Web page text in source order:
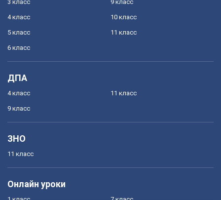
3 класс
4 класс
5 класс
6 класс
9 класс
10 класс
11 класс
ДПА
4 класс
9 класс
11 класс
ЗНО
11 класс
Онлайн уроки